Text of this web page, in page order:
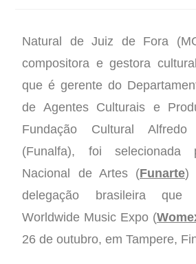
Natural de Juiz de Fora
compositora e gestora
que é gerente do
de Agentes Culturais e
Fundação Cultural
(Funalfa), foi selecionada
Nacional de Artes (Funarte)
delegação brasileira que
Worldwide Music Expo (
26 de outubro, em Tampere,